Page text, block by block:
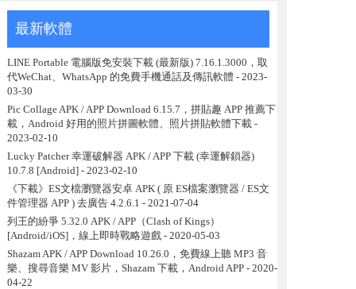
最新軟體
LINE Portable 電腦版免安裝下載 (最新版) 7.16.1.3000，取
代WeChat、WhatsApp 的免費手機通話及傳訊軟體 - 2023-
03-30
Pic Collage APK / APP Download 6.15.7，拼貼趣 APP 推薦下
載，Android 好用的照片拼圖軟體、照片拼貼軟體下載-
2023-02-10
Lucky Patcher 幸運破解器 APK / APP 下載 (幸運解鎖器)
10.7.8 [Android] - 2023-02-10
《下載》ES文檔瀏覽器安卓 APK ( 原 ES檔案瀏覽器 / ES文
件管理器 APP ) 去廣告 4.2.6.1 - 2021-07-04
列王的紛爭 5.32.0 APK / APP（Clash of Kings）
[Android/iOS]，線上即時戰略遊戲- 2020-05-03
Shazam APK / APP Download 10.26.0，免費線上聽 MP3 音
樂、搜尋音樂 MV 影片，Shazam 下載，Android APP- 2020-
04-22